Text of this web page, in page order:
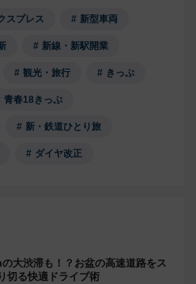
スプレス 新型車両
新線・新駅開業
観光・旅行 きっぷ
青春18きっぷ
新・鉄道ひとり旅
ダイヤ改正
大渋滞も！？お盆の高速道路をス
切る快適ドライブ術